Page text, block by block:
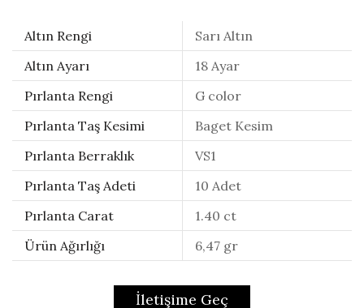
Altın Rengi
Sarı Altın
Altın Ayarı
18 Ayar
Pırlanta Rengi
G color
Pırlanta Taş Kesimi
Baget Kesim
Pırlanta Berraklık
VS1
Pırlanta Taş Adeti
10 Adet
Pırlanta Carat
1.40 ct
Ürün Ağırlığı
6,47 gr
İletişime Geç